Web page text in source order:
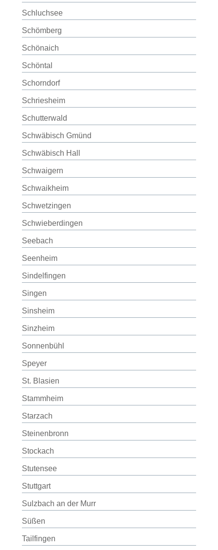
Schluchsee
Schömberg
Schönaich
Schöntal
Schorndorf
Schriesheim
Schutterwald
Schwäbisch Gmünd
Schwäbisch Hall
Schwaigern
Schwaikheim
Schwetzingen
Schwieberdingen
Seebach
Seenheim
Sindelfingen
Singen
Sinsheim
Sinzheim
Sonnenbühl
Speyer
St. Blasien
Stammheim
Starzach
Steinenbronn
Stockach
Stutensee
Stuttgart
Sulzbach an der Murr
Süßen
Tailfingen